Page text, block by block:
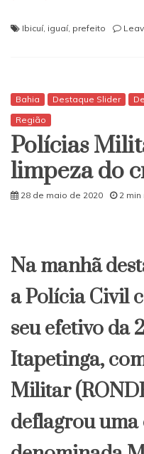
Ibicuí, iguaí, prefeito
Bahia Destaque Slider
Região
Polícias
limpeza do
28 de maio de 2020 2 min
Na manhã
a Polícia Civil
seu efetivo da
Itapetinga,
Militar
deflagrou